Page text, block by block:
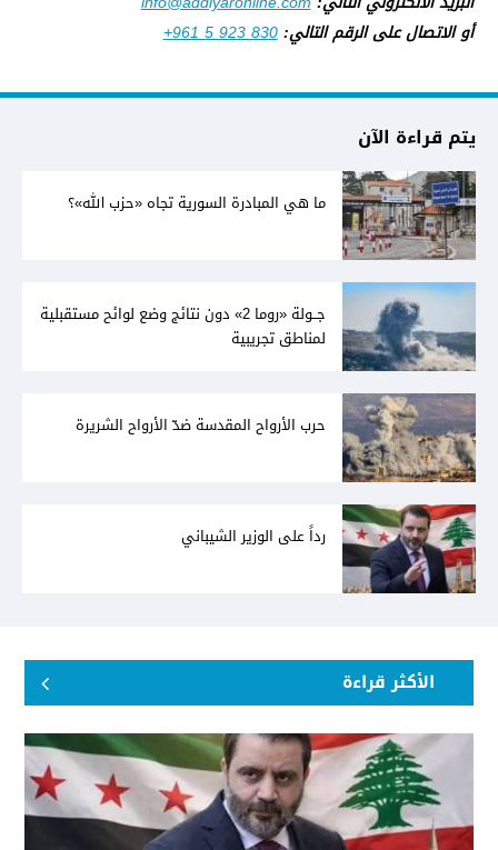
أو الاتصال على الرقم التالي:+961 5 923 830
يتم قراءة الآن
ما هي المبادرة السورية تجاه «حزب الله»؟
جــولة «روما 2» دون نتائج وضع لوائح مستقبلية
لمناطق تجريبية
حرب الأرواح المقدسة ضدّ الأرواح الشريرة
رداً على الوزير الشيباني
الأكثر قراءة